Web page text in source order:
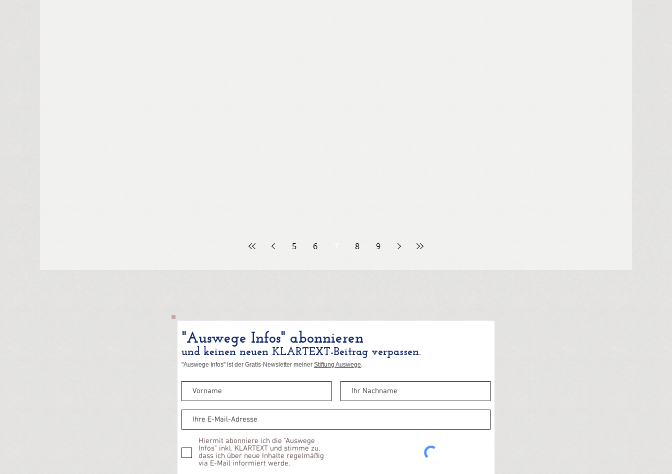
5 6 8 9
"Auswege Infos" abonnieren
und keinen neuen KLARTEXT-Beitrag verpassen.
"Auswege Infos" ist der Gratis-Newsletter meiner Stiftung Auswege.
Hiermit abonniere ich die "Auswege
Infos" inkl. KLARTEXT und stimme zu,
dass ich über neue Inhalte regelmäßig
via E-Mail informiert werde.